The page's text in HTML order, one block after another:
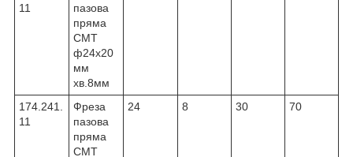
11
пазова
пряма
CMT
ф24х20
мм
хв.8мм
174.241.
11
Фреза
пазова
пряма
CMT
24 8 30 70